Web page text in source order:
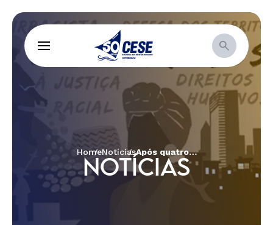
HomeNotícias Após quatro anos, CESE realiza 8ª edição de encontro com movimentos sociais de todo Brasil
NOTÍCIAS